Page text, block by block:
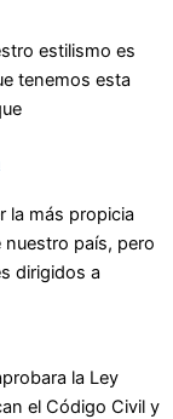
estilismo es
tenemos esta
la más propicia
nuestro país, pero
dirigidos a
la Ley
el Código Civil y